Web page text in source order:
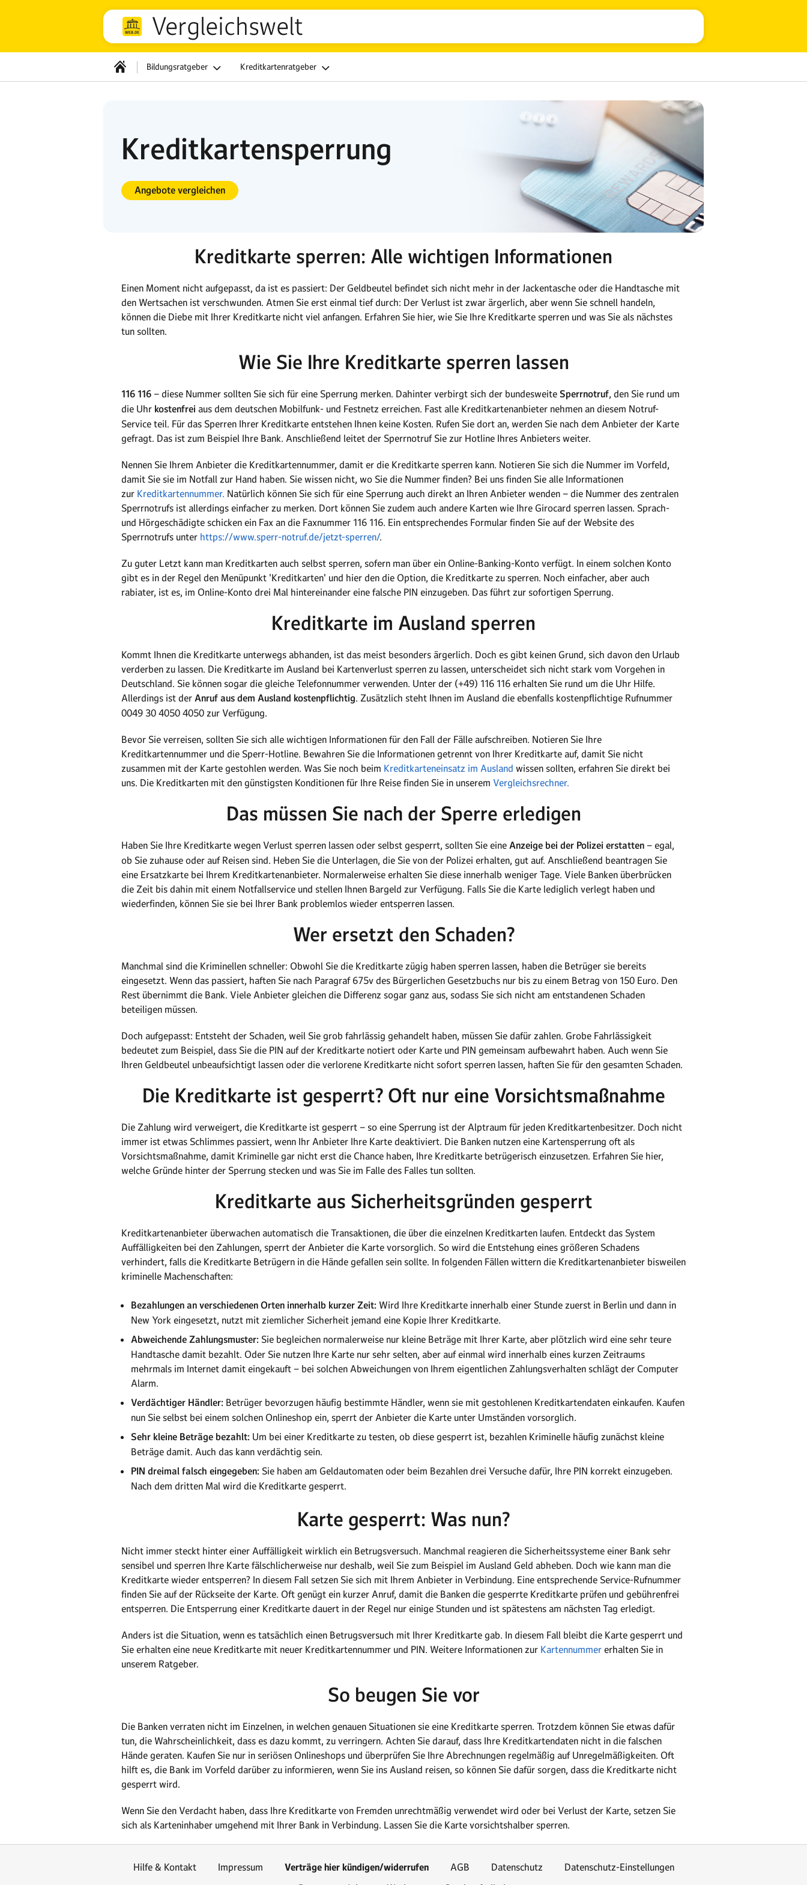
Vergleichswelt
Bildungsratgeber Kreditkartenratgeber
Kreditkartensperrung
Angebote vergleichen
Kreditkarte sperren: Alle wichtigen Informationen
Einen Moment nicht aufgepasst, da ist es passiert: Der Geldbeutel befindet sich nicht mehr in der Jackentasche oder die Handtasche mit
den Wertsachen ist verschwunden. Atmen Sie erst einmal tief durch: Der Verlust ist zwar ärgerlich, aber wenn Sie schnell handeln,
können die Diebe mit Ihrer Kreditkarte nicht viel anfangen. Erfahren Sie hier, wie Sie Ihre Kreditkarte sperren und was Sie als nächstes
tun sollten.
Wie Sie Ihre Kreditkarte sperren lassen
116 116 – diese Nummer sollten Sie sich für eine Sperrung merken. Dahinter verbirgt sich der bundesweite Sperrnotruf, den Sie rund um
die Uhr kostenfrei aus dem deutschen Mobilfunk- und Festnetz erreichen. Fast alle Kreditkartenanbieter nehmen an diesem Notruf-
Service teil. Für das Sperren Ihrer Kreditkarte entstehen Ihnen keine Kosten. Rufen Sie dort an, werden Sie nach dem Anbieter der Karte
gefragt. Das ist zum Beispiel Ihre Bank. Anschließend leitet der Sperrnotruf Sie zur Hotline Ihres Anbieters weiter.
Nennen Sie Ihrem Anbieter die Kreditkartennummer, damit er die Kreditkarte sperren kann. Notieren Sie sich die Nummer im Vorfeld,
damit Sie sie im Notfall zur Hand haben. Sie wissen nicht, wo Sie die Nummer finden? Bei uns finden Sie alle Informationen
zur Kreditkartennummer. Natürlich können Sie sich für eine Sperrung auch direkt an Ihren Anbieter wenden – die Nummer des zentralen
Sperrnotrufs ist allerdings einfacher zu merken. Dort können Sie zudem auch andere Karten wie Ihre Girocard sperren lassen. Sprach-
und Hörgeschädigte schicken ein Fax an die Faxnummer 116 116. Ein entsprechendes Formular finden Sie auf der Website des
Sperrnotrufs unter https://www.sperr-notruf.de/jetzt-sperren/.
Zu guter Letzt kann man Kreditkarten auch selbst sperren, sofern man über ein Online-Banking-Konto verfügt. In einem solchen Konto
gibt es in der Regel den Menüpunkt 'Kreditkarten' und hier den die Option, die Kreditkarte zu sperren. Noch einfacher, aber auch
rabiater, ist es, im Online-Konto drei Mal hintereinander eine falsche PIN einzugeben. Das führt zur sofortigen Sperrung.
Kreditkarte im Ausland sperren
Kommt Ihnen die Kreditkarte unterwegs abhanden, ist das meist besonders ärgerlich. Doch es gibt keinen Grund, sich davon den Urlaub
verderben zu lassen. Die Kreditkarte im Ausland bei Kartenverlust sperren zu lassen, unterscheidet sich nicht stark vom Vorgehen in
Deutschland. Sie können sogar die gleiche Telefonnummer verwenden. Unter der (+49) 116 116 erhalten Sie rund um die Uhr Hilfe.
Allerdings ist der Anruf aus dem Ausland kostenpflichtig. Zusätzlich steht Ihnen im Ausland die ebenfalls kostenpflichtige Rufnummer
0049 30 4050 4050 zur Verfügung.
Bevor Sie verreisen, sollten Sie sich alle wichtigen Informationen für den Fall der Fälle aufschreiben. Notieren Sie Ihre
Kreditkartennummer und die Sperr-Hotline. Bewahren Sie die Informationen getrennt von Ihrer Kreditkarte auf, damit Sie nicht
zusammen mit der Karte gestohlen werden. Was Sie noch beim Kreditkarteneinsatz im Ausland wissen sollten, erfahren Sie direkt bei
uns. Die Kreditkarten mit den günstigsten Konditionen für Ihre Reise finden Sie in unserem Vergleichsrechner.
Das müssen Sie nach der Sperre erledigen
Haben Sie Ihre Kreditkarte wegen Verlust sperren lassen oder selbst gesperrt, sollten Sie eine Anzeige bei der Polizei erstatten – egal,
ob Sie zuhause oder auf Reisen sind. Heben Sie die Unterlagen, die Sie von der Polizei erhalten, gut auf. Anschließend beantragen Sie
eine Ersatzkarte bei Ihrem Kreditkartenanbieter. Normalerweise erhalten Sie diese innerhalb weniger Tage. Viele Banken überbrücken
die Zeit bis dahin mit einem Notfallservice und stellen Ihnen Bargeld zur Verfügung. Falls Sie die Karte lediglich verlegt haben und
wiederfinden, können Sie sie bei Ihrer Bank problemlos wieder entsperren lassen.
Wer ersetzt den Schaden?
Manchmal sind die Kriminellen schneller: Obwohl Sie die Kreditkarte zügig haben sperren lassen, haben die Betrüger sie bereits
eingesetzt. Wenn das passiert, haften Sie nach Paragraf 675v des Bürgerlichen Gesetzbuchs nur bis zu einem Betrag von 150 Euro. Den
Rest übernimmt die Bank. Viele Anbieter gleichen die Differenz sogar ganz aus, sodass Sie sich nicht am entstandenen Schaden
beteiligen müssen.
Doch aufgepasst: Entsteht der Schaden, weil Sie grob fahrlässig gehandelt haben, müssen Sie dafür zahlen. Grobe Fahrlässigkeit
bedeutet zum Beispiel, dass Sie die PIN auf der Kreditkarte notiert oder Karte und PIN gemeinsam aufbewahrt haben. Auch wenn Sie
Ihren Geldbeutel unbeaufsichtigt lassen oder die verlorene Kreditkarte nicht sofort sperren lassen, haften Sie für den gesamten Schaden.
Die Kreditkarte ist gesperrt? Oft nur eine Vorsichtsmaßnahme
Die Zahlung wird verweigert, die Kreditkarte ist gesperrt – so eine Sperrung ist der Alptraum für jeden Kreditkartenbesitzer. Doch nicht
immer ist etwas Schlimmes passiert, wenn Ihr Anbieter Ihre Karte deaktiviert. Die Banken nutzen eine Kartensperrung oft als
Vorsichtsmaßnahme, damit Kriminelle gar nicht erst die Chance haben, Ihre Kreditkarte betrügerisch einzusetzen. Erfahren Sie hier,
welche Gründe hinter der Sperrung stecken und was Sie im Falle des Falles tun sollten.
Kreditkarte aus Sicherheitsgründen gesperrt
Kreditkartenanbieter überwachen automatisch die Transaktionen, die über die einzelnen Kreditkarten laufen. Entdeckt das System
Auffälligkeiten bei den Zahlungen, sperrt der Anbieter die Karte vorsorglich. So wird die Entstehung eines größeren Schadens
verhindert, falls die Kreditkarte Betrügern in die Hände gefallen sein sollte. In folgenden Fällen wittern die Kreditkartenanbieter bisweilen
kriminelle Machenschaften:
Bezahlungen an verschiedenen Orten innerhalb kurzer Zeit: Wird Ihre Kreditkarte innerhalb einer Stunde zuerst in Berlin und dann in
New York eingesetzt, nutzt mit ziemlicher Sicherheit jemand eine Kopie Ihrer Kreditkarte.
Abweichende Zahlungsmuster: Sie begleichen normalerweise nur kleine Beträge mit Ihrer Karte, aber plötzlich wird eine sehr teure
Handtasche damit bezahlt. Oder Sie nutzen Ihre Karte nur sehr selten, aber auf einmal wird innerhalb eines kurzen Zeitraums
mehrmals im Internet damit eingekauft – bei solchen Abweichungen von Ihrem eigentlichen Zahlungsverhalten schlägt der Computer
Alarm.
Verdächtiger Händler: Betrüger bevorzugen häufig bestimmte Händler, wenn sie mit gestohlenen Kreditkartendaten einkaufen. Kaufen
nun Sie selbst bei einem solchen Onlineshop ein, sperrt der Anbieter die Karte unter Umständen vorsorglich.
Sehr kleine Beträge bezahlt: Um bei einer Kreditkarte zu testen, ob diese gesperrt ist, bezahlen Kriminelle häufig zunächst kleine
Beträge damit. Auch das kann verdächtig sein.
PIN dreimal falsch eingegeben: Sie haben am Geldautomaten oder beim Bezahlen drei Versuche dafür, Ihre PIN korrekt einzugeben.
Nach dem dritten Mal wird die Kreditkarte gesperrt.
Karte gesperrt: Was nun?
Nicht immer steckt hinter einer Auffälligkeit wirklich ein Betrugsversuch. Manchmal reagieren die Sicherheitssysteme einer Bank sehr
sensibel und sperren Ihre Karte fälschlicherweise nur deshalb, weil Sie zum Beispiel im Ausland Geld abheben. Doch wie kann man die
Kreditkarte wieder entsperren? In diesem Fall setzen Sie sich mit Ihrem Anbieter in Verbindung. Eine entsprechende Service-Rufnummer
finden Sie auf der Rückseite der Karte. Oft genügt ein kurzer Anruf, damit die Banken die gesperrte Kreditkarte prüfen und gebührenfrei
entsperren. Die Entsperrung einer Kreditkarte dauert in der Regel nur einige Stunden und ist spätestens am nächsten Tag erledigt.
Anders ist die Situation, wenn es tatsächlich einen Betrugsversuch mit Ihrer Kreditkarte gab. In diesem Fall bleibt die Karte gesperrt und
Sie erhalten eine neue Kreditkarte mit neuer Kreditkartennummer und PIN. Weitere Informationen zur Kartennummer erhalten Sie in
unserem Ratgeber.
So beugen Sie vor
Die Banken verraten nicht im Einzelnen, in welchen genauen Situationen sie eine Kreditkarte sperren. Trotzdem können Sie etwas dafür
tun, die Wahrscheinlichkeit, dass es dazu kommt, zu verringern. Achten Sie darauf, dass Ihre Kreditkartendaten nicht in die falschen
Hände geraten. Kaufen Sie nur in seriösen Onlineshops und überprüfen Sie Ihre Abrechnungen regelmäßig auf Unregelmäßigkeiten. Oft
hilft es, die Bank im Vorfeld darüber zu informieren, wenn Sie ins Ausland reisen, so können Sie dafür sorgen, dass die Kreditkarte nicht
gesperrt wird.
Wenn Sie den Verdacht haben, dass Ihre Kreditkarte von Fremden unrechtmäßig verwendet wird oder bei Verlust der Karte, setzen Sie
sich als Karteninhaber umgehend mit Ihrer Bank in Verbindung. Lassen Sie die Karte vorsichtshalber sperren.
Hilfe & Kontakt Impressum Verträge hier kündigen/widerrufen AGB Datenschutz
Datenschutz-Einstellungen